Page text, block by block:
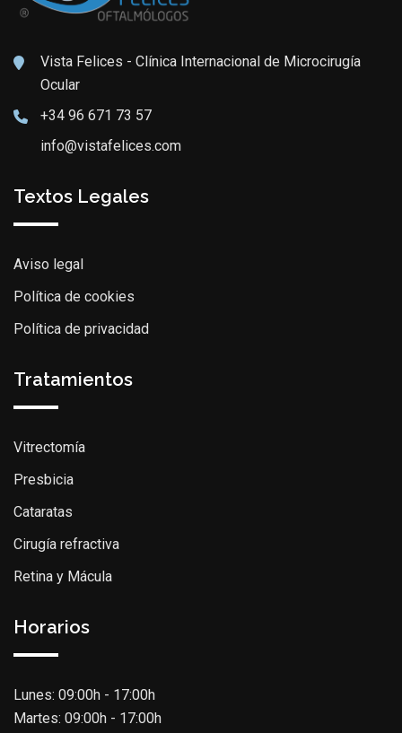
Vista Felices - Clínica Internacional de Microcirugía
Ocular
+34 96 671 73 57
info@vistafelices.com
Textos Legales
Aviso legal
Política de cookies
Política de privacidad
Tratamientos
Vitrectomía
Presbicia
Cataratas
Cirugía refractiva
Retina y Mácula
Horarios
Lunes: 09:00h - 17:00h
Martes: 09:00h - 17:00h